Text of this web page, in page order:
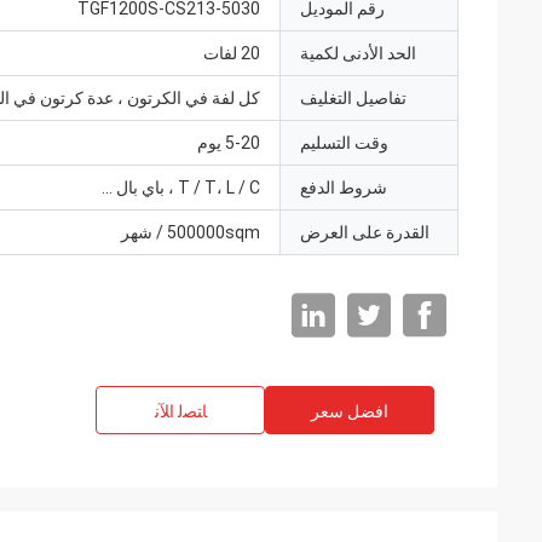
رقم الموديل TGF1200S-CS213-5030
الحد الأدنى لكمية 20 لفات
تفاصيل التغليف كل لفة في الكرتون ، عدة كرتون في
وقت التسليم 5-20 يوم
شروط الدفع T / T، L / C ، باي بال ...
القدرة على العرض 500000sqm / شهر
افضل سعر ﺎﺘﺼﻟ ﺍﻶﻧ